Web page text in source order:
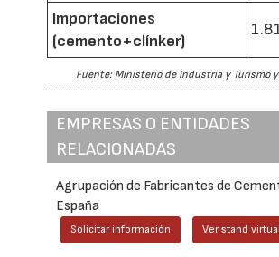
Importaciones
(cemento+clínker)
Fuente: Ministerio de Industria y Turismo
EMPRESAS O ENTIDADES
RELACIONADAS
Agrupación de Fabricantes de
España
Solicitar información Ver stand virtual